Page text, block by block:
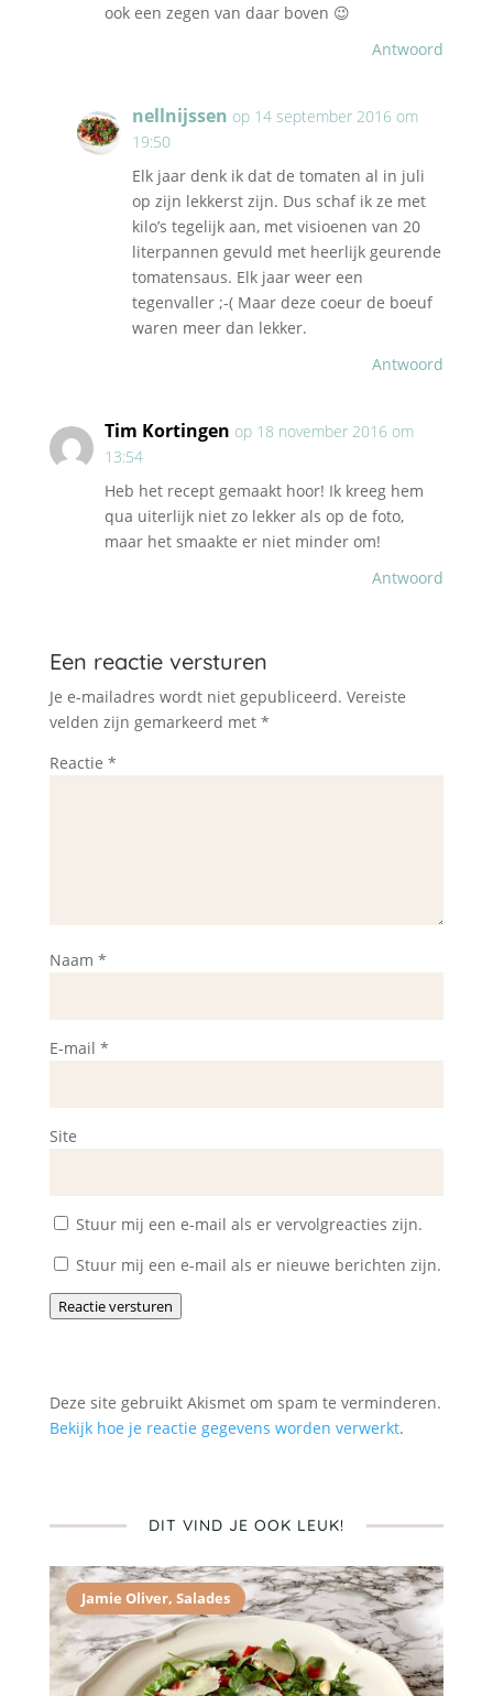
ook een zegen van daar boven 😉
Antwoord
nellnijssen op 14 september 2016 om
19:50
Elk jaar denk ik dat de tomaten al in juli
op zijn lekkerst zijn. Dus schaf ik ze met
kilo’s tegelijk aan, met visioenen van 20
literpannen gevuld met heerlijk geurende
tomatensaus. Elk jaar weer een
tegenvaller ;-( Maar deze coeur de boeuf
waren meer dan lekker.
Antwoord
Tim Kortingen op 18 november 2016 om
13:54
Heb het recept gemaakt hoor! Ik kreeg hem
qua uiterlijk niet zo lekker als op de foto,
maar het smaakte er niet minder om!
Antwoord
Een reactie versturen
Je e-mailadres wordt niet gepubliceerd. Vereiste
velden zijn gemarkeerd met *
Reactie *
Naam *
E-mail *
Site
Stuur mij een e-mail als er vervolgreacties zijn.
Stuur mij een e-mail als er nieuwe berichten zijn.
Reactie versturen
Deze site gebruikt Akismet om spam te verminderen.
Bekijk hoe je reactie gegevens worden verwerkt.
DIT VIND JE OOK LEUK!
Jamie Oliver, Salades